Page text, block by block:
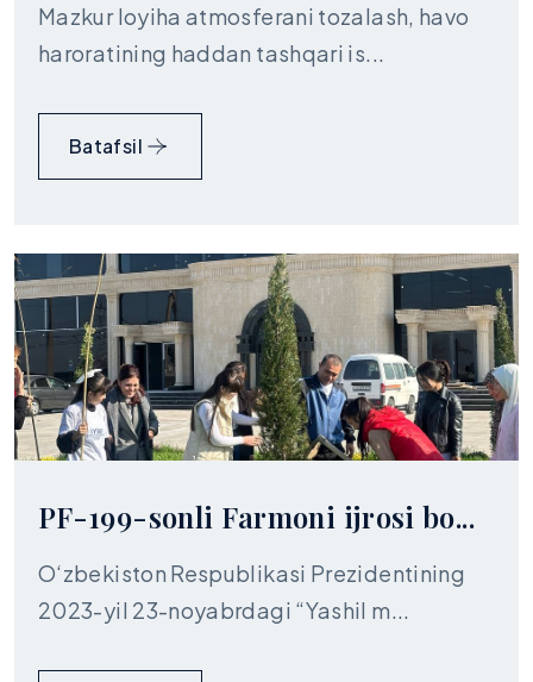
Mazkur loyiha atmosferani tozalash, havo
haroratining haddan tashqari is...
Batafsil
PF-199-sonli Farmoni ijrosi bo...
O‘zbekiston Respublikasi Prezidentining
2023-yil 23-noyabrdagi “Yashil m...